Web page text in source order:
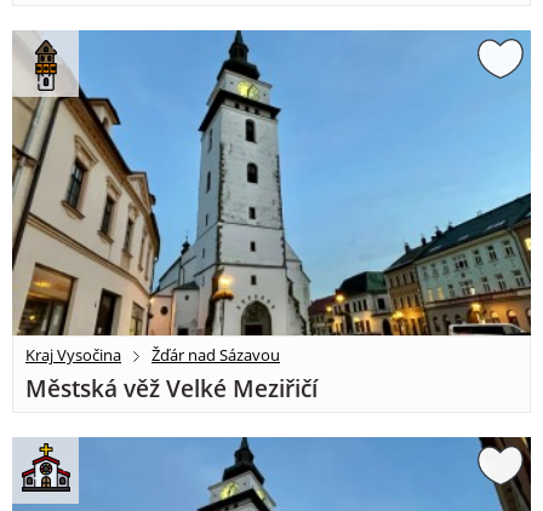
Kraj Vysočina Žďár nad Sázavou
Městská věž Velké Meziřičí